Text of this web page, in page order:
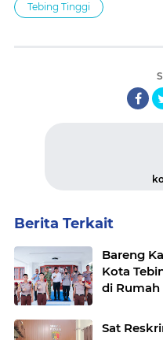
Tebing Tinggi
Berita Terkait
Bareng
Kota
di Rumah
Sat